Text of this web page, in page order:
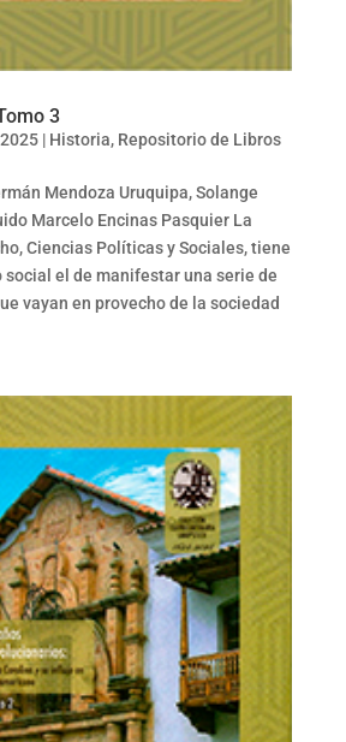
3
| Historia, Repositorio de Libros
Mendoza Uruquipa, Solange
Marcelo Encinas Pasquier La
Ciencias Políticas y Sociales, tiene
social el de manifestar una serie de
vayan en provecho de la sociedad